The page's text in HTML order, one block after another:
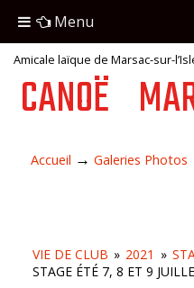
Amicale laïque de Marsac-sur-
CANOË
Accueil → Galeries Photos
VIE DE CLUB » 2021 »
STAGE ÉTÉ 7, 8 ET 9
Menu